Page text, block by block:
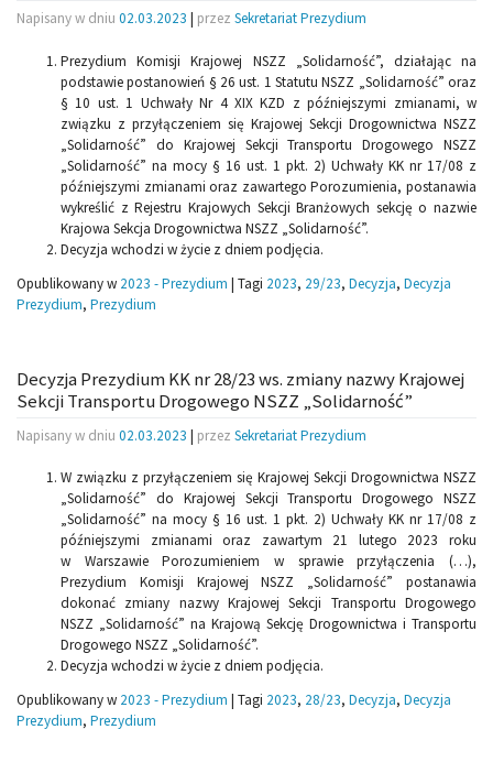
Napisany w dniu 02.03.2023 | przez Sekretariat Prezydium
Prezydium Komisji Krajowej NSZZ „Solidarność”, działając na
podstawie postanowień § 26 ust. 1 Statutu NSZZ „Solidarność” oraz
§ 10 ust. 1 Uchwały Nr 4 XIX KZD z późniejszymi zmianami, w
związku z przyłączeniem się Krajowej Sekcji Drogownictwa NSZZ
„Solidarność” do Krajowej Sekcji Transportu Drogowego NSZZ
„Solidarność” na mocy § 16 ust. 1 pkt. 2) Uchwały KK nr 17/08 z
późniejszymi zmianami oraz zawartego Porozumienia, postanawia
wykreślić z Rejestru Krajowych Sekcji Branżowych sekcję o nazwie
Krajowa Sekcja Drogownictwa NSZZ „Solidarność”.
Decyzja wchodzi w życie z dniem podjęcia.
Opublikowany w 2023 - Prezydium | Tagi 2023, 29/23, Decyzja, Decyzja
Prezydium, Prezydium
Decyzja Prezydium KK nr 28/23 ws. zmiany nazwy Krajowej
Sekcji Transportu Drogowego NSZZ „Solidarność”
Napisany w dniu 02.03.2023 | przez Sekretariat Prezydium
W związku z przyłączeniem się Krajowej Sekcji Drogownictwa NSZZ
„Solidarność” do Krajowej Sekcji Transportu Drogowego NSZZ
„Solidarność” na mocy § 16 ust. 1 pkt. 2) Uchwały KK nr 17/08 z
późniejszymi zmianami oraz zawartym 21 lutego 2023 roku
w Warszawie Porozumieniem w sprawie przyłączenia (…),
Prezydium Komisji Krajowej NSZZ „Solidarność” postanawia
dokonać zmiany nazwy Krajowej Sekcji Transportu Drogowego
NSZZ „Solidarność” na Krajową Sekcję Drogownictwa i Transportu
Drogowego NSZZ „Solidarność”.
Decyzja wchodzi w życie z dniem podjęcia.
Opublikowany w 2023 - Prezydium Tagi 2023, 28/23, Decyzja, Decyzja
Prezydium, Prezydium